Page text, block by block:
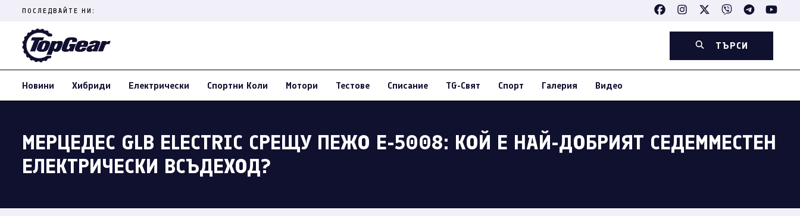
content
(Press
ПОСЛЕДВАЙТЕ НИ:
ТЪРСИ
Новини Хибриди Електрически Спортни Коли Мотори Тестове Списание TG-Свят Спорт Галерия Видео
МЕРЦЕДЕС GLB ELECTRIC СРЕЩУ ПЕЖО E-5008: КОЙ Е НАЙ-ДОБРИЯТ СЕДЕММЕСТЕН
ЕЛЕКТРИЧЕСКИ ВСЪДЕХОД?